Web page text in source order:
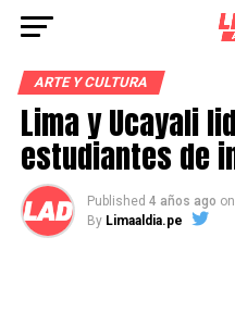
ARTE Y CULTURA
Lima y Ucayali
estudiantes de
Published 4 años ago on
By Limaaldia.pe